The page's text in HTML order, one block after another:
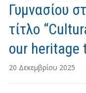
Γυμνασίου
τίτλο
our heritage
20 Δεκεμβρίου 2025